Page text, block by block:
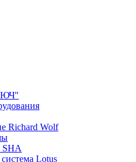
Richard Wolf
SHA
система Lotus